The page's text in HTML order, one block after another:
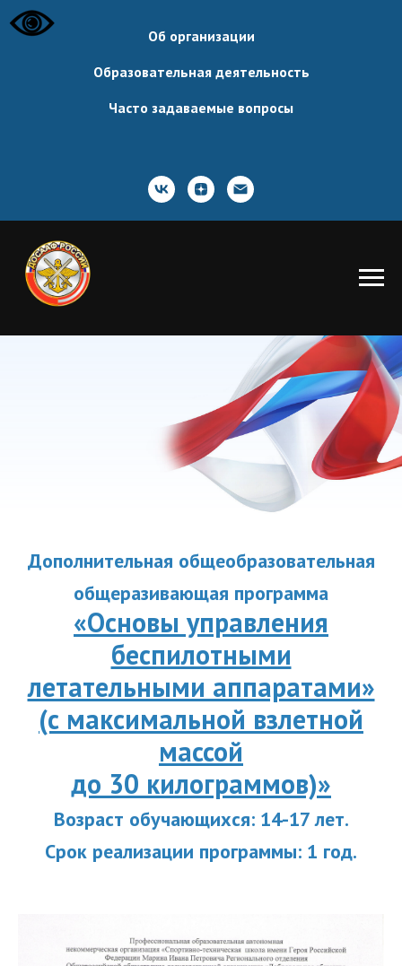
Об организации
Образовательная деятельность
Часто задаваемые вопросы
Дополнительная общеобразовательная
общеразивающая программа
«Основы управления
беспилотными
летательными аппаратами»
(с максимальной взлетной
массой
до 30 килограммов)»
Возраст обучающихся: 14-17 лет.
Срок реализации программы: 1 год.